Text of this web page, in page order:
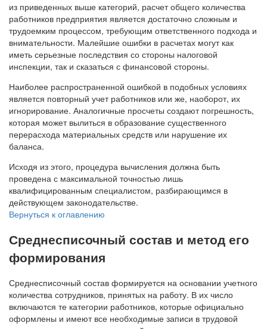
из приведенных выше категорий, расчет общего количества
работников предприятия является достаточно сложным и
трудоемким процессом, требующим ответственного подхода и
внимательности. Малейшие ошибки в расчетах могут как
иметь серьезные последствия со стороны налоговой
инспекции, так и сказаться с финансовой стороны.
Наиболее распространенной ошибкой в подобных условиях
является повторный учет работников или же, наоборот, их
игнорирование. Аналогичные просчеты создают погрешность,
которая может вылиться в образование существенного
перерасхода материальных средств или нарушение их
баланса.
Исходя из этого, процедура вычисления должна быть
проведена с максимальной точностью лишь
квалифицированным специалистом, разбирающимся в
действующем законодательстве.
Вернуться к оглавлению
Среднесписочный состав и метод его
формирования
Среднесписочный состав формируется на основании учетного
количества сотрудников, принятых на работу. В их число
включаются те категории работников, которые официально
оформлены и имеют все необходимые записи в трудовой